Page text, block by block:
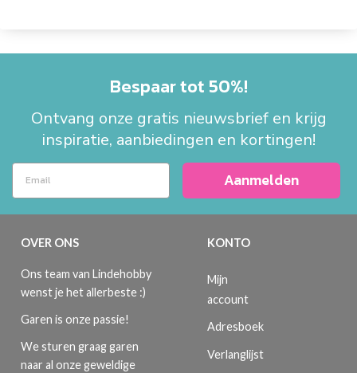
Bespaar tot 50%!
Ontvang onze gratis nieuwsbrief en krijg
inspiratie, aanbiedingen en kortingen!
Aanmelden
OVER ONS
Ons team van Lindehobby
wenst je het allerbeste :)
Garen is onze passie!
We sturen graag garen
naar al onze geweldige
KONTO
Mijn
account
Adresboek
Verlanglijst